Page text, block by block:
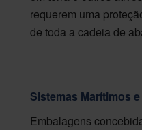
requerem uma
de toda a cadeia de
Sistemas Marítimos
Embalagens